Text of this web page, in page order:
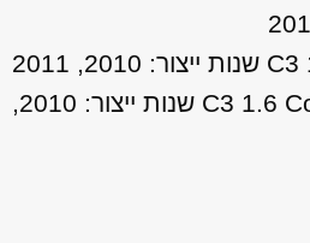
סיטרואן C3 1.6 Comfort Pack שנות ייצור: 2010,